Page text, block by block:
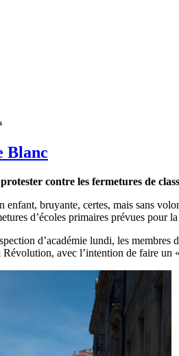
Blanc
contre les fermetures de
bruyante, certes, mais sans
d’écoles primaires prévues pour
d’académie lundi, les membres
avec l’intention de faire un